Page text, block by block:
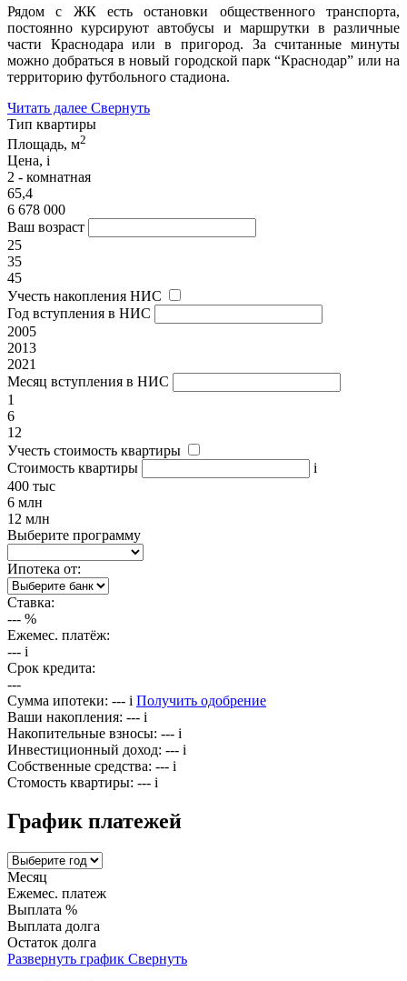
Рядом с ЖК есть остановки общественного транспорта,
постоянно курсируют автобусы и маршрутки в различные
части Краснодара или в пригород. За считанные минуты
можно добраться в новый городской парк “Краснодар” или на
территорию футбольного стадиона.
Читать далее Свернуть
Тип квартиры
Площадь, м2
Цена, i
2 - комнатная
65,4
6 678 000
Ваш возраст
25
35
45
Учесть накопления НИС
Год вступления в НИС
2005
2013
2021
Месяц вступления в НИС
1
6
12
Учесть стоимость квартиры
Стоимость квартиры
i
400 тыс
6 млн
12 млн
Выберите программу
Ипотека от:
Ставка:
--- %
Ежемес. платёж:
--- i
Срок кредита:
---
Сумма ипотеки: --- i Получить одобрение
Ваши накопления: --- i
Накопительные взносы: --- i
Инвестиционный доход: --- i
Собственные средства: --- i
Стомость квартиры: --- i
График платежей
Месяц
Ежемес. платеж
Выплата %
Выплата долга
Остаток долга
Развернуть график Свернуть